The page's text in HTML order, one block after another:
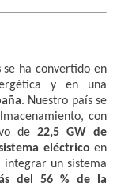
se ha convertido en
y en una
. Nuestro país se
con
de 22,5 GW de
eléctrico en
integrar un sistema
del 56 % de la